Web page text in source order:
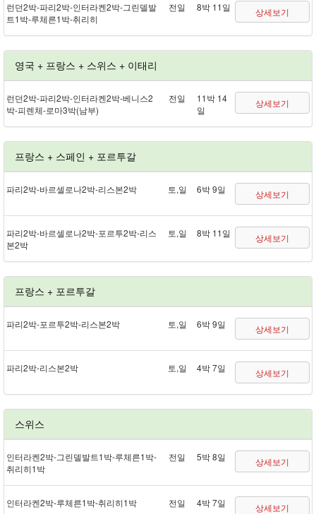
런던 2박 - 파리 2박 - 인터라켄 2박 - 그린델발
트 1박 - 루체른 1박 - 취리히
전일 8박 11일 상세보기
영국 + 프랑스 + 스위스 + 이태리
런던 2박 - 파리 2박 - 인터라켄 2박 - 베니스 2
박 - 피렌체 - 로마 3박(남부)
전일
11박 14
일
상세보기
프랑스 + 스페인 + 포르투갈
파리 2박 - 바르셀로나 2박 - 리스본 2박 토,일 6박 9일 상세보기
파리 2박 - 바르셀로나 2박 - 포르투 2박 - 리스
본 2박
토,일 8박 11일 상세보기
프랑스 + 포르투갈
파리 2박 - 포르투 2박 - 리스본 2박 토,일 6박 9일 상세보기
파리 2박 - 리스본 2박 토,일 4박 7일 상세보기
스위스
인터라켄 2박 - 그린델발트 1박 - 루체른 1박 -
취리히 1박
전일 5박 8일 상세보기
인터라켄 2박 - 루체른 1박 - 취리히 1박 전일 4박 7일 상세보기